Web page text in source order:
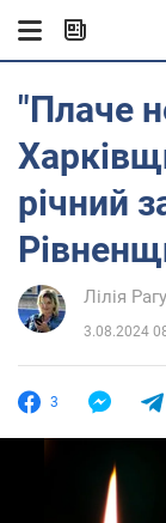
"Плаче
річний
Лілія
3.08.2024
3